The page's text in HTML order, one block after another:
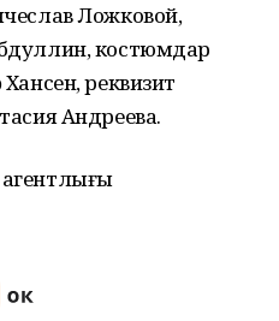
Ложковой,
костюмдар
реквизит
Андреева.